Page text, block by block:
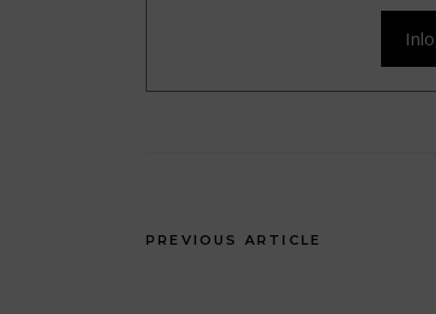
PREVIOUS ARTICLE